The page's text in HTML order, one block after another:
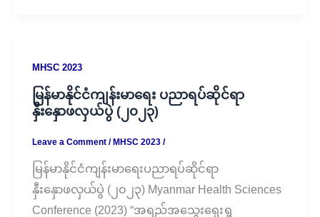
MHSC 2023
မြန်မာနိုင်ငံကျန်းမာရေး ပညာရပ်ဆိုင်ရာ
နှီးနှောဖလှယ်ပွဲ (၂၀၂၃)
Leave a Comment /MHSC 2023/
မြန်မာနိုင်ငံကျန်းမာရေးပညာရပ်ဆိုင်ရာ
နှီးနှောဖလှယ်ပွဲ (၂၀၂၃) Myanmar Health Sciences
Conference (2023) “အရည်အသွေးရှေးရှု